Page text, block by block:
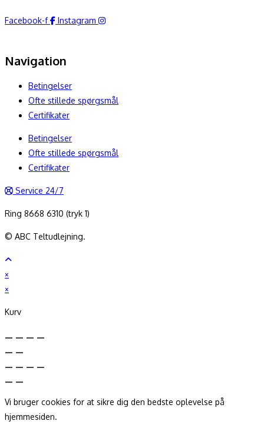
Facebook-f Instagram
Navigation
Betingelser
Ofte stillede spørgsmål
Certifikater
Betingelser
Ofte stillede spørgsmål
Certifikater
Service 24/7
Ring 8668 6310 (tryk 1)
© ABC Teltudlejning.
×
×
Kurv
Vi bruger cookies for at sikre dig den bedste oplevelse på
hjemmesiden.